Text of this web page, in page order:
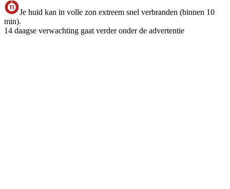
Je huid kan in volle zon extreem snel verbranden (binnen 10
min).
14 daagse verwachting gaat verder onder de advertentie